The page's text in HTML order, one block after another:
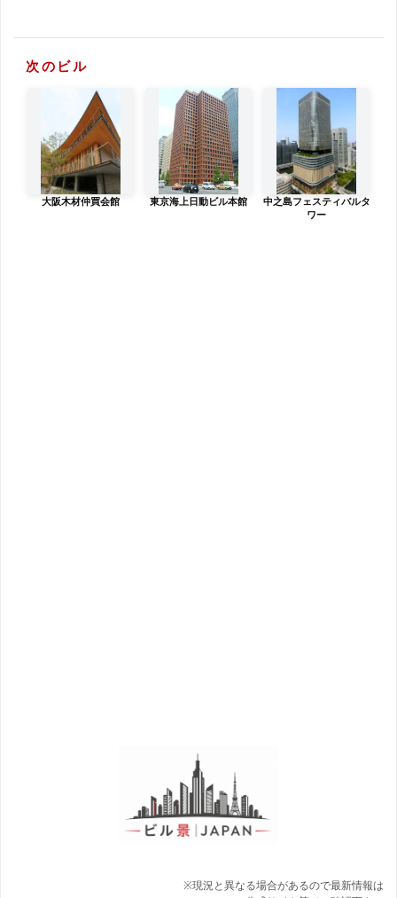
次のビル
大阪木材仲買会館 東京海上日動ビル本館
中之島フェスティバルタ
ワー
※現況と異なる場合があるので最新情報は